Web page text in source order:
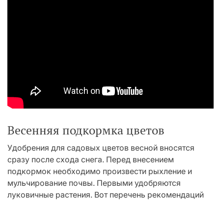
Весенняя подкормка цветов
Удобрения для садовых цветов весной вносятся
сразу после схода снега. Перед внесением
подкормок необходимо произвести рыхление и
мульчирование почвы. Первыми удобряются
луковичные растения. Вот перечень рекомендаций